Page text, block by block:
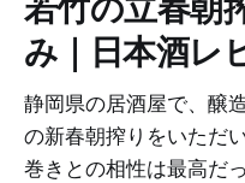
み｜日本酒レ
静岡県の居酒屋で、醸
の新春朝搾りをいただ
巻きとの相性は最高だっ